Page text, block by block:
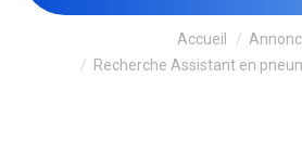
Accueil
Recherche Assistant en